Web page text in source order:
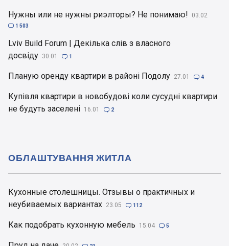
Нужны или не нужны риэлторы? Не понимаю! 03.02
 1 503
Lviv Build Forum | Декілька слів з власного
досвіду 30.01  1
Планую оренду квартири в районі Подолу 27.01  4
Купівля квартири в новобудові коли сусудні квартири
не будуть заселені 16.01  2
Кухонные столешницы. Отзывы о практичных и
неубиваемых вариантах 23.05  112
Как подобрать кухонную мебель 15.04  5
ОБЛАШТУВАННЯ ЖИТЛА